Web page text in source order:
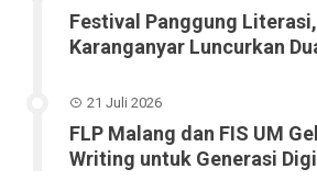
Festival Panggung
Karanganyar Luncurkan
21 Juli 2026
FLP Malang dan FIS UM
Writing untuk Generasi